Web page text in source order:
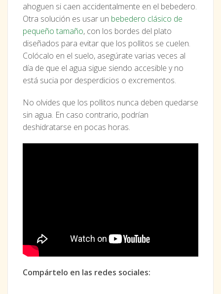
ahoguen si caen accidentalmente en el bebedero.
Otra solución es usar un bebedero clásico de
pequeño tamaño, con los bordes del plato
diseñados para evitar que los pollitos se cuelen.
Colócalo en el suelo, asegúrate varias veces al
día de que el agua sigue siendo accesible y no
está sucia por desperdicios o excrementos.
No olvides que los pollitos nunca deben quedarse
sin agua. En caso contrario, podrían
deshidratarse en pocas horas.
Compártelo en las redes sociales: